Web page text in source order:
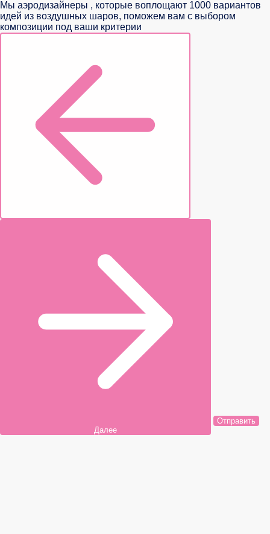
Мы аэродизайнеры , которые воплощают 1000 вариантов
идей из воздушных шаров, поможем вам с выбором
композиции под ваши критерии
Далее
Отправить